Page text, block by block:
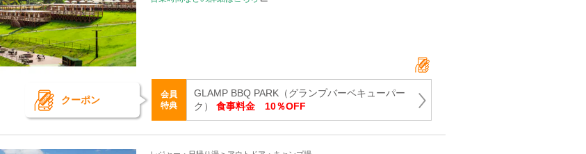
クーポン
会員
特典
GLAMP BBQ PARK（グランプバーベキューパー
ク） 食事料金 10％OFF